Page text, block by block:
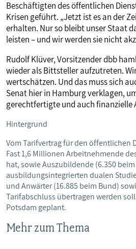
Beschäftigten des öffentlichen
Krisen geführt. „Jetzt ist es an der
erhalten. Nur so bleibt unser Staat
leisten – und wir werden sie nicht
Rudolf Klüver, Vorsitzender dbb
wieder als Bittsteller aufzutreten.
wertschätzen. Und das muss sich
Senat hier in Hamburg verklagen,
gerechtfertigte und auch finanzielle
Hintergrund
Vom Tarifvertrag für den öffentlichen
Fast 1,6 Millionen Arbeitnehmende
hat, sowie Auszubildende (6.350
ausbildungsintegrierten dualen
und Anwärter (16.885 beim Bund)
Tarifabschluss übertragen werden
Potsdam geplant.
Mehr zum Thema